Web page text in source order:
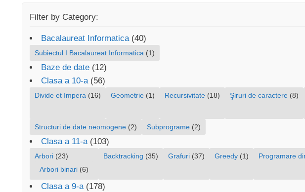
Filter by Category:
Bacalaureat Informatica(40)
Subiectul I Bacalaureat Informatica (1)
Baze de date (12)
Clasa a 10-a(56)
Divide et Impera (16) Geometrie (1) Recursivitate (18) Şiruri de caractere (8)
Structuri de date neomogene (2) Subprograme (2)
Clasa a 11-a(103)
Arbori (23)
Arbori binari (6)
Backtracking (35) Grafuri (37) Greedy (1) Programare
Clasa a 9-a(178)